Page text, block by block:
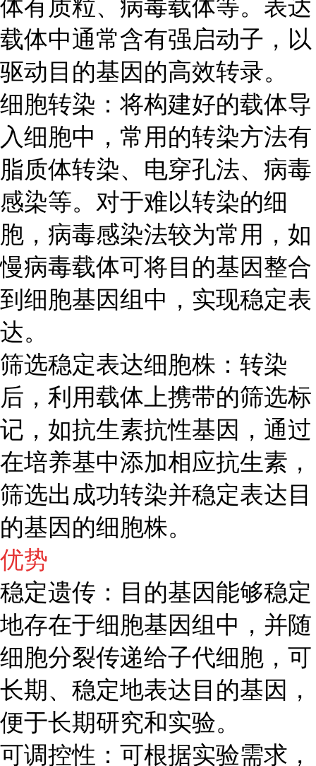
体有质粒、病毒载体等。表达
载体中通常含有强启动子，以
驱动目的基因的高效转录。
细胞转染：将构建好的载体导
入细胞中，常用的转染方法有
脂质体转染、电穿孔法、病毒
感染等。对于难以转染的细
胞，病毒感染法较为常用，如
慢病毒载体可将目的基因整合
到细胞基因组中，实现稳定表
达。
筛选稳定表达细胞株：转染
后，利用载体上携带的筛选标
记，如抗生素抗性基因，通过
在培养基中添加相应抗生素，
筛选出成功转染并稳定表达目
的基因的细胞株。
优势
稳定遗传：目的基因能够稳定
地存在于细胞基因组中，并随
细胞分裂传递给子代细胞，可
长期、稳定地表达目的基因，
便于长期研究和实验。
可调控性：可根据实验需求，